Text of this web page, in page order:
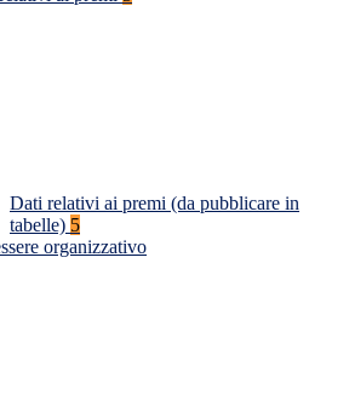
Dati relativi ai premi (da pubblicare in
tabelle) 5
organizzativo